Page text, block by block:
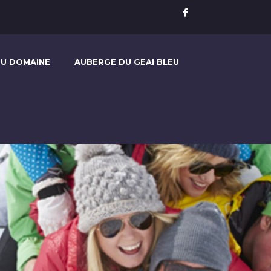
DOMAINE AUBERGE DU GEAI BLEU